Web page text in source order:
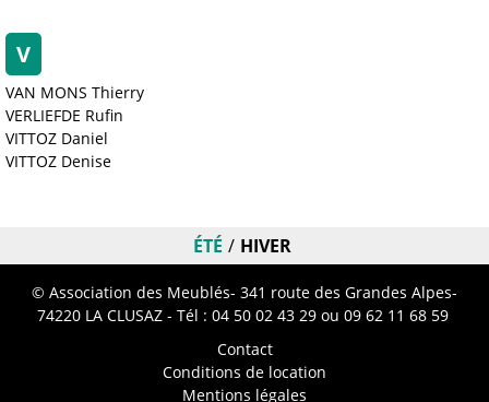
V
VAN MONS Thierry
VERLIEFDE Rufin
VITTOZ Daniel
VITTOZ Denise
ÉTÉ HIVER
© Association des Meublés- 341 route des Grandes Alpes-
74220 LA CLUSAZ - Tél : 04 50 02 43 29ou 09 62 11 68 59
Contact
Conditions de location
Mentions légales